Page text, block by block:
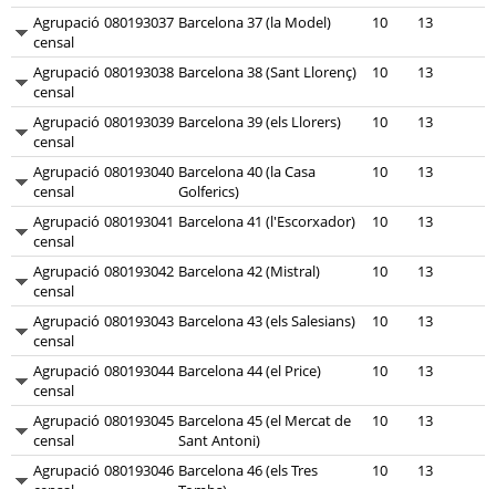
Agrupació
censal
080193037 Barcelona 37 (la Model) 10 13
Agrupació
censal
080193038 Barcelona 38 (Sant Llorenç) 10 13
Agrupació
censal
080193039 Barcelona 39 (els Llorers) 10 13
Agrupació
censal
080193040 Barcelona 40 (la Casa
Golferics)
10 13
Agrupació
censal
080193041 Barcelona 41 (l'Escorxador) 10 13
Agrupació
censal
080193042 Barcelona 42 (Mistral) 10 13
Agrupació
censal
080193043 Barcelona 43 (els Salesians) 10 13
Agrupació
censal
080193044 Barcelona 44 (el Price) 10 13
Agrupació
censal
080193045 Barcelona 45 (el Mercat de
Sant Antoni)
10 13
Agrupació 080193046 Barcelona 46 (els Tres
10 13